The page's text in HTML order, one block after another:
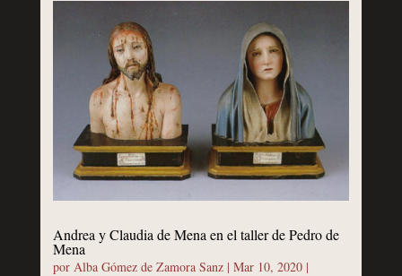
Andrea y Claudia de Mena en el taller de Pedro de
Mena
por Alba Gómez de Zamora Sanz| Mar 10, 2020|